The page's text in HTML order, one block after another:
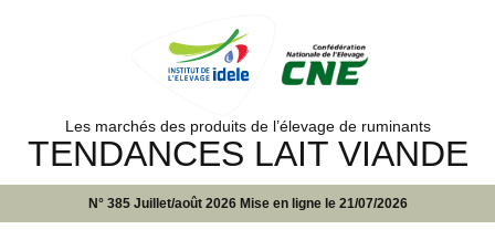
Les marchés des produits de l’élevage de ruminants
TENDANCES LAIT VIANDE
N° 385 Juillet/août 2026 Mise en ligne le 21/07/2026